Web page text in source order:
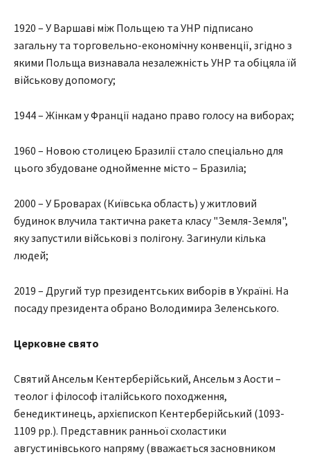
1920 – У Варшаві між Польщею та УНР підписано
загальну та торговельно-економічну конвенції, згідно з
якими Польща визнавала незалежність УНР та обіцяла їй
військову допомогу;
1944 – Жінкам у Франції надано право голосу на виборах;
1960 – Новою столицею Бразилії стало спеціально для
цього збудоване однойменне місто – Бразиліа;
2000 – У Броварах (Київська область) у житловий
будинок влучила тактична ракета класу "Земля-Земля",
яку запустили військові з полігону. Загинули кілька
людей;
2019 – Другий тур президентських виборів в Україні. На
посаду президента обрано Володимира Зеленського.
Церковне свято
Святий Ансельм Кентерберійський, Ансельм з Аости –
теолог і філософ італійського походження,
бенедиктинець, архієпископ Кентерберійський (1093-
1109 рр.). Представник ранньої схоластики
августинівського напряму (вважається засновником